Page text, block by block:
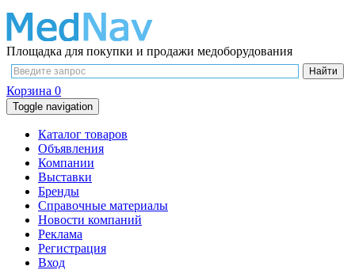
Площадка для покупки и продажи медоборудования
Корзина 0
Toggle navigation
Каталог товаров
Объявления
Компании
Выставки
Бренды
Справочные материалы
Новости компаний
Реклама
Регистрация
Вход